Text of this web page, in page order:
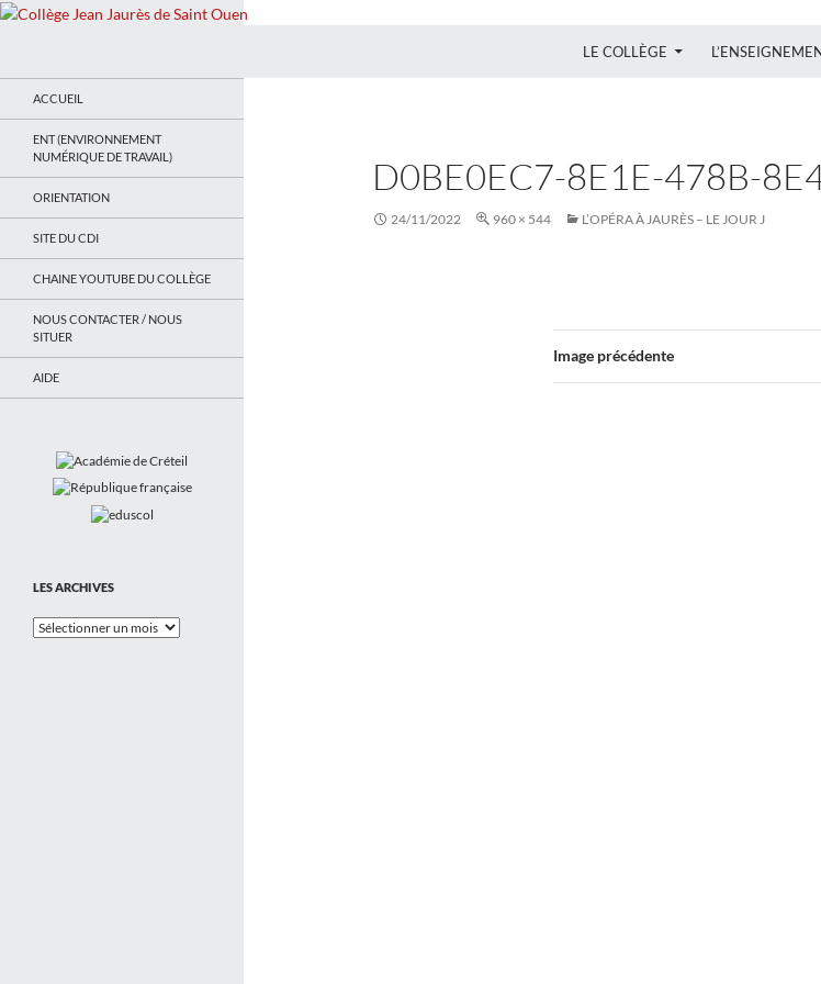
LE COLLÈGE
D0BE0EC7-8E1E-478B-
24/11/2022 960 × 544 L’OPÉRA À JAURÈS – LE JOUR J
Image précédente
ACCUEIL
ENT (ENVIRONNEMENT
NUMÉRIQUE DE TRAVAIL)
ORIENTATION
SITE DU CDI
CHAINE YOUTUBE DU COLLÈGE
NOUS CONTACTER / NOUS
SITUER
AIDE
LES ARCHIVES
Les